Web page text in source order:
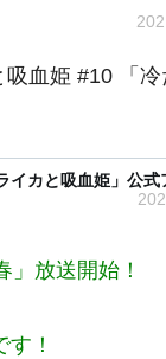
血姫 #10 「
イカと吸血姫」公式
放送開始！
！